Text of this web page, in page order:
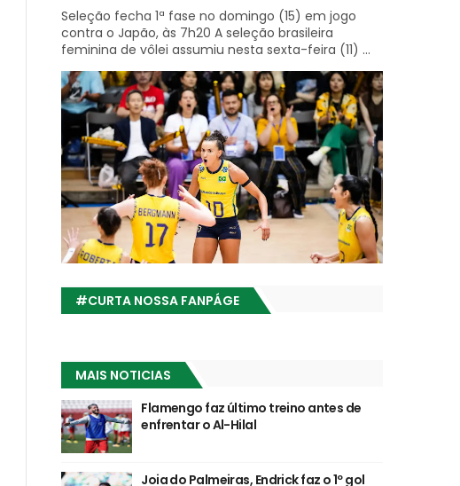
Seleção fecha 1ª fase no domingo (15) em jogo
contra o Japão, às 7h20 A seleção brasileira
feminina de vôlei assumiu nesta sexta-feira (11) ...
#CURTA NOSSA FANPÁGE
MAIS NOTICIAS
Flamengo faz último treino antes de
enfrentar o Al-Hilal
Joia do Palmeiras, Endrick faz o 1º gol